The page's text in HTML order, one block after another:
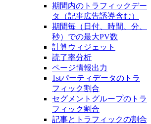
期間内のトラフィックデー
タ（記事広告誘導含む）
期間毎（日付、時間、分、
秒）での最大PV数
計算ウィジェット
読了率分析
ページ情報出力
1stパーティデータのトラ
フィック割合
セグメントグループのトラ
フィック割合
記事とトラフィックの割合